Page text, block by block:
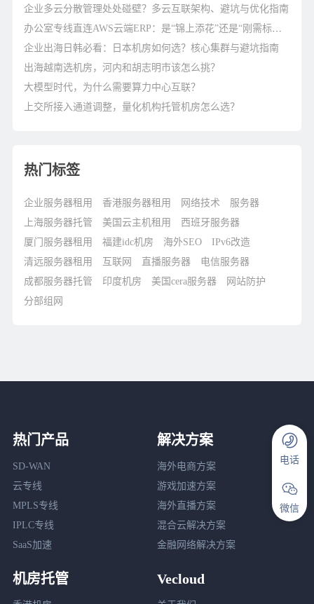
企业多云分散管理处处碰壁？多云互联架构、避坑与优化指南
办公室专线直连AWS云端ERP：是“锦上添花”还是“刚需标配”？
企业出海日韩必看：日本机房如何选？核心集群与避坑指南
出海越南选机房，河内和胡志明市该怎么挑？
大模型时代，为什么需要算力中心互联？
上交所接入通道调整，量化机构托管机房怎么选？
热门标签
企业服务器租用 香港服务器租用 网络技术
服务器
上海服务器托管
美国云主机租用
西班牙服务器
厦门服务器租用
福建idc机房 海外SEO
IPv6改造
清远服务器租用
互联网 直播服务器
电信服务器
成都服务器托管
印度机房 美国cera服务器
网站防护
分部组网
热门产品
SD-WAN
云专线
MPLS专线
IPLC专线
SaaS加速
解决方案
海外电商方案
游戏加速方案
海外直播方案
混合云解决方案
金融网络解决方案
机房托管 Vecloud
电话
微信